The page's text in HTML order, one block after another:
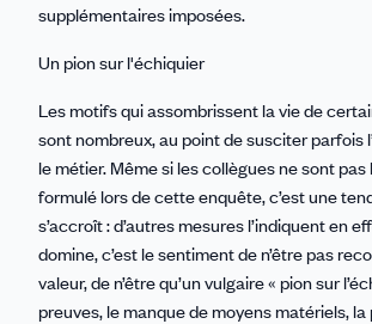
supplémentaires imposées.
Un pion sur l'échiquier
Les motifs qui assombrissent la vie de
sont nombreux, au point de susciter parfois
le métier. Même si les collègues ne sont pas
formulé lors de cette enquête, c’est une
s’accroît : d’autres mesures l’indiquent en
domine, c’est le sentiment de n’être pas
valeur, de n’être qu’un vulgaire « pion sur
preuves, le manque de moyens matériels, la